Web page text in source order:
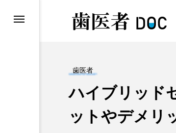
歯医者
歯医者
ハイブリッド
ットやデメリ